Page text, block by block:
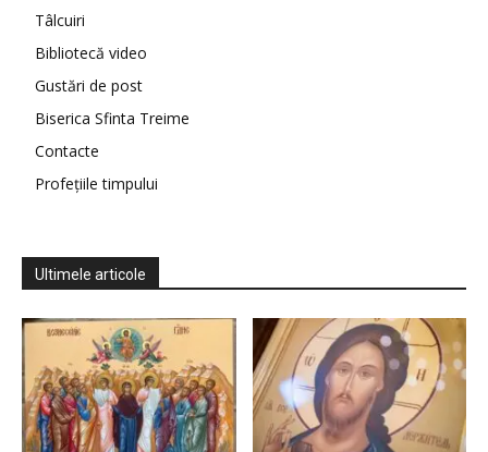
Tâlcuiri
Bibliotecă video
Gustări de post
Biserica Sfinta Treime
Contacte
Profețiile timpului
Ultimele articole